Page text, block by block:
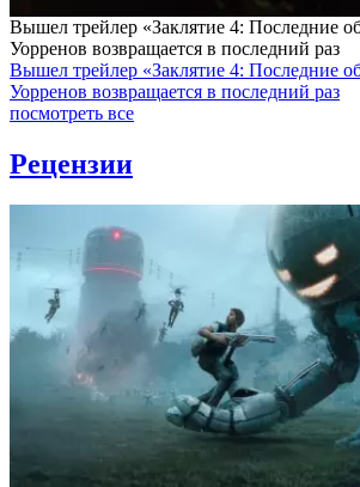
Вышел трейлер «Заклятие 4: Последние
Уорренов возвращается в последний раз
Вышел трейлер «Заклятие 4: Последние
Уорренов возвращается в последний раз
посмотреть все
Рецензии